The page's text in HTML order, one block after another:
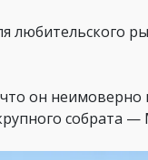
любительского
он неимоверно
собрата —